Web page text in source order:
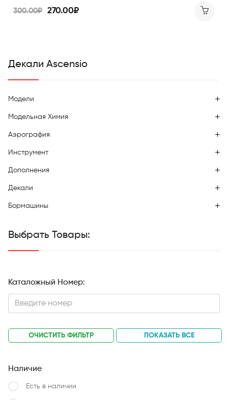
300.00₽ 270.00₽
Декали Ascensio
Модели
Модельная Химия
Аэрография
Инструмент
Дополнения
Декали
Бормашины
Выбрать Товары:
Каталожный Номер:
ОЧИСТИТЬ ФИЛЬТР ПОКАЗАТЬ ВСЕ
Наличие
Есть в наличии